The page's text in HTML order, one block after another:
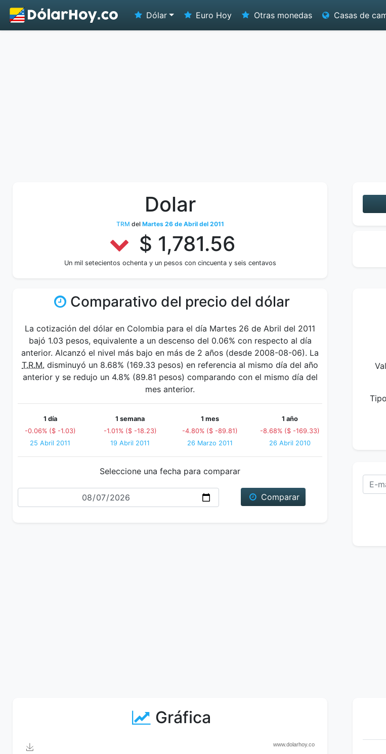
Dólar Euro Hoy Otras monedas Casas de
Dolar
TRM del Martes 26 de Abril del 2011
$ 1,781.56
Un mil setecientos ochenta y un pesos con cincuenta y seis centavos
Comparativo del precio del dólar
La cotización del dólar en Colombia para el día Martes 26 de Abril del 2011
bajó 1.03 pesos, equivalente a un descenso del 0.06% con respecto al día
anterior. Alcanzó el nivel más bajo en más de 2 años (desde 2008-08-06). La
T.R.M. disminuyó un 8.68% (169.33 pesos) en referencia al mismo día del año
anterior y se redujo un 4.8% (89.81 pesos) comparando con el mismo día del
mes anterior.
1 día
-0.06% ($ -1.03)
25 Abril 2011
1 semana
-1.01% ($ -18.23)
19 Abril 2011
1 mes
-4.80% ($ -89.81)
26 Marzo 2011
1 año
-8.68% ($ -169.33)
26 Abril 2010
Seleccione una fecha para comparar
Fecha
Comparar
Gráfica